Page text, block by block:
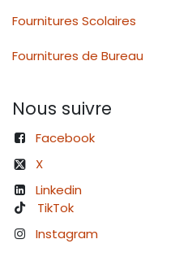
Fournitures Scolaires
Fournitures de Bureau
Nous suivre
Facebook
X
Linkedin
TikTok
Instagram